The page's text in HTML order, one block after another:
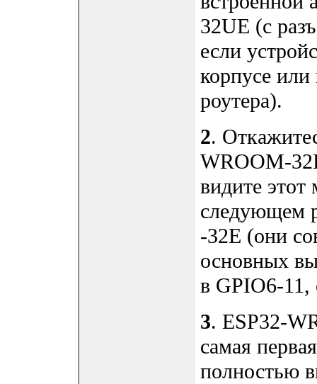
32UE (с
если
корпусе
роутера).
2.
WROOM-
видите этот
следующем
-32E (они
основных
в GPIO6-11,
3. ESP32-
самая
полностью